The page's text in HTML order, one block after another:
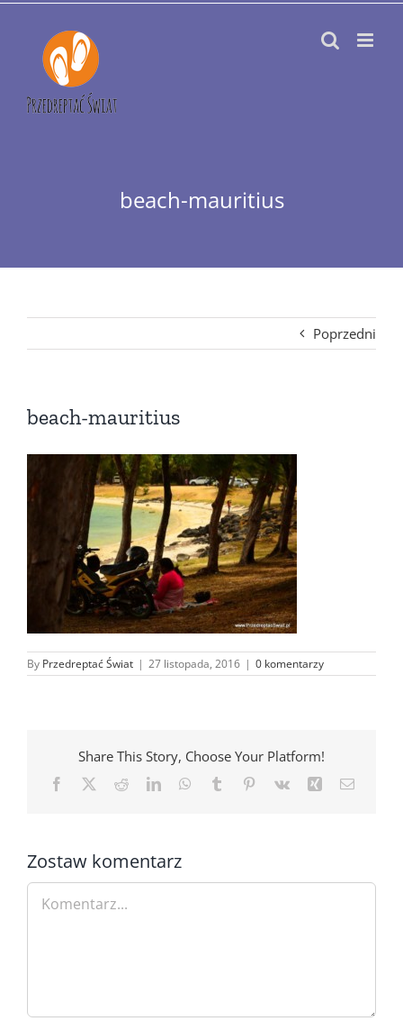
Przejdź
zawartości
beach-mauritius
Poprzedni
beach-mauritius
By Przedreptać Świat | 27 listopada, 2016 | 0 komentarzy
Share This Story, Choose Your Platform!
Facebook RedditLinkedInWhatsApp
Tumblr Pinterest
Vk Xing Email
Zostaw komentarz
Comment